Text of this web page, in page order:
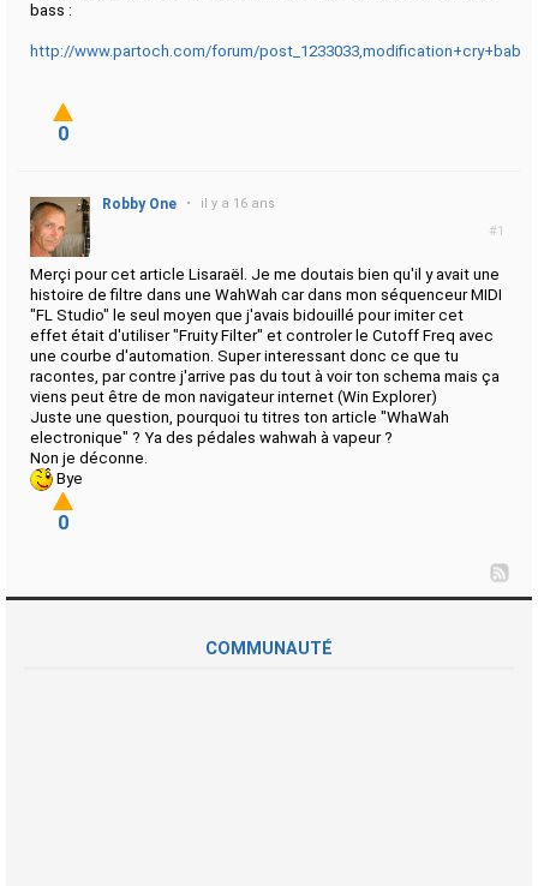
bass :
http://www.partoch.com/forum/
0
#1
Robby One • il y a 16 ans
Merçi pour cet article Lisaraël. Je me doutais bien qu'il y avait une
histoire de filtre dans une WahWah car dans mon séquenceur MIDI
"FL Studio" le seul moyen que j'avais bidouillé pour imiter cet
effet était d'utiliser "Fruity Filter" et controler le Cutoff Freq avec
une courbe d'automation. Super interessant donc ce que tu
racontes, par contre j'arrive pas du tout à voir ton schema mais ça
viens peut être de mon navigateur internet (Win Explorer)
Juste une question, pourquoi tu titres ton article "WhaWah
electronique" ? Ya des pédales wahwah à vapeur ?
Non je déconne.
Bye
0
COMMUNAUTÉ